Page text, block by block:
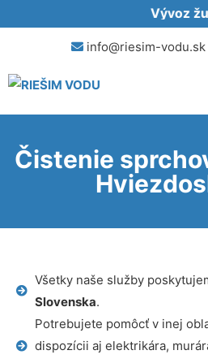
Vývoz
info@riesim-vodu.sk
Čistenie
Všetky naše služby
Slovenska.
Potrebujete pomôcť v inej
dispozícii aj elektrikára,